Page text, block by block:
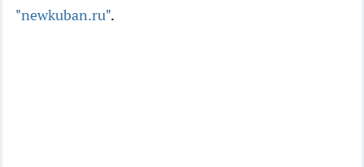
"newkuban.ru".